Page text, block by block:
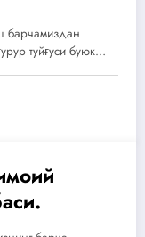
барчамиздан
туйғуси буюк…